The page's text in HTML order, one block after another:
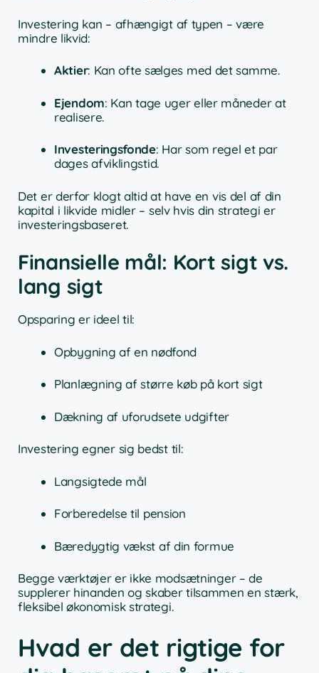
Investering kan – afhængigt af typen – være
mindre likvid:
Aktier: Kan ofte sælges med det samme.
Ejendom: Kan tage uger eller måneder at
realisere.
Investeringsfonde: Har som regel et par
dages afviklingstid.
Det er derfor klogt altid at have en vis del af din
kapital i likvide midler – selv hvis din strategi er
investeringsbaseret.
Finansielle mål: Kort sigt vs.
lang sigt
Opsparing er ideel til:
Opbygning af en nødfond
Planlægning af større køb på kort sigt
Dækning af uforudsete udgifter
Investering egner sig bedst til:
Langsigtede mål
Forberedelse til pension
Bæredygtig vækst af din formue
Begge værktøjer er ikke modsætninger – de
supplerer hinanden og skaber tilsammen en stærk,
fleksibel økonomisk strategi.
Hvad er det rigtige for